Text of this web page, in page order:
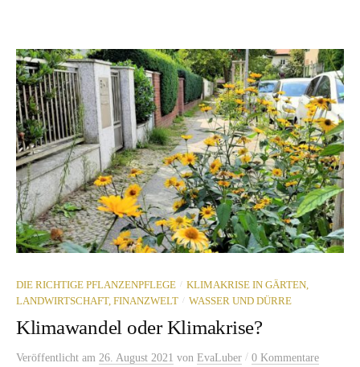
DIE RICHTIGE PFLANZENPFLEGE / KLIMAKRISE IN GÄRTEN,
LANDWIRTSCHAFT, FINANZWELT / WASSER UND DÜRRE
Klimawandel oder Klimakrise?
Veröffentlicht am 26. August 2021 von EvaLuber / 0 Kommentare